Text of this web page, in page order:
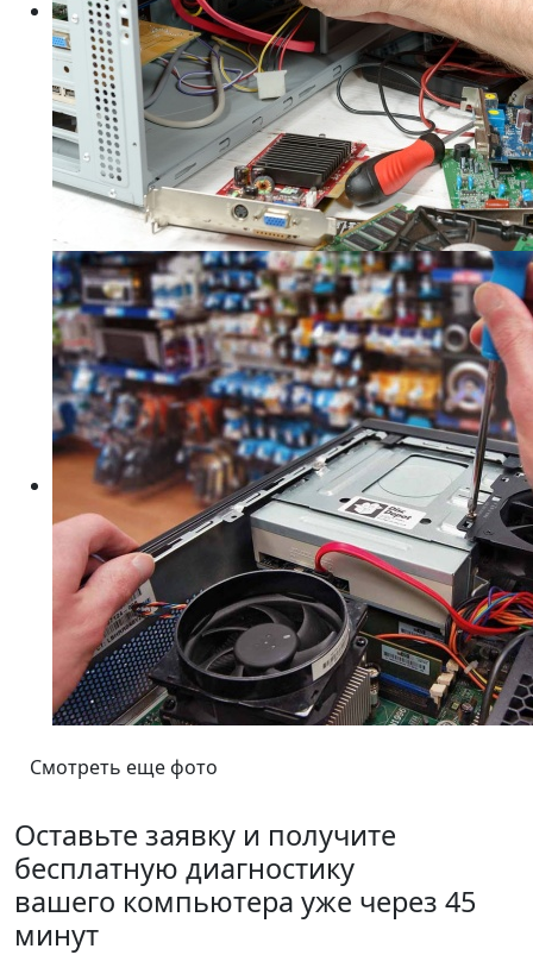
Смотреть еще фото
Оставьте заявку и получите
бесплатную диагностику
вашего компьютера уже через 45
минут